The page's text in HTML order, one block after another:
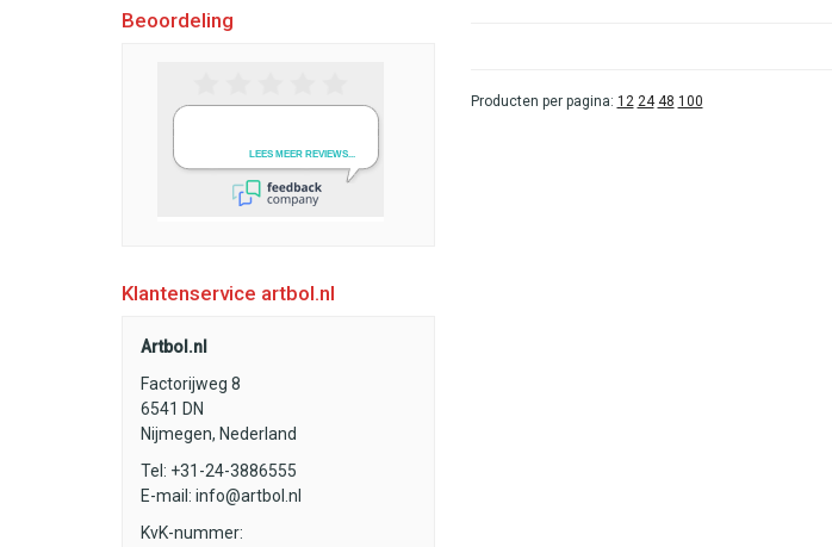
Beoordeling
Klantenservice artbol.nl
Artbol.nl
Factorijweg 8
6541 DN
Nijmegen, Nederland
Tel: +31-24-3886555
E-mail: info@artbol.nl
KvK-nummer:
Producten per pagina: 12 24 48 100